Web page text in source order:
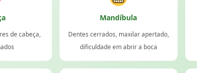
de cabeça,
Mandíbula
Dentes cerrados, maxilar apertado,
dificuldade em abrir a boca